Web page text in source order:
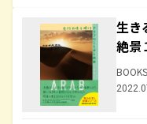
生き
絶景